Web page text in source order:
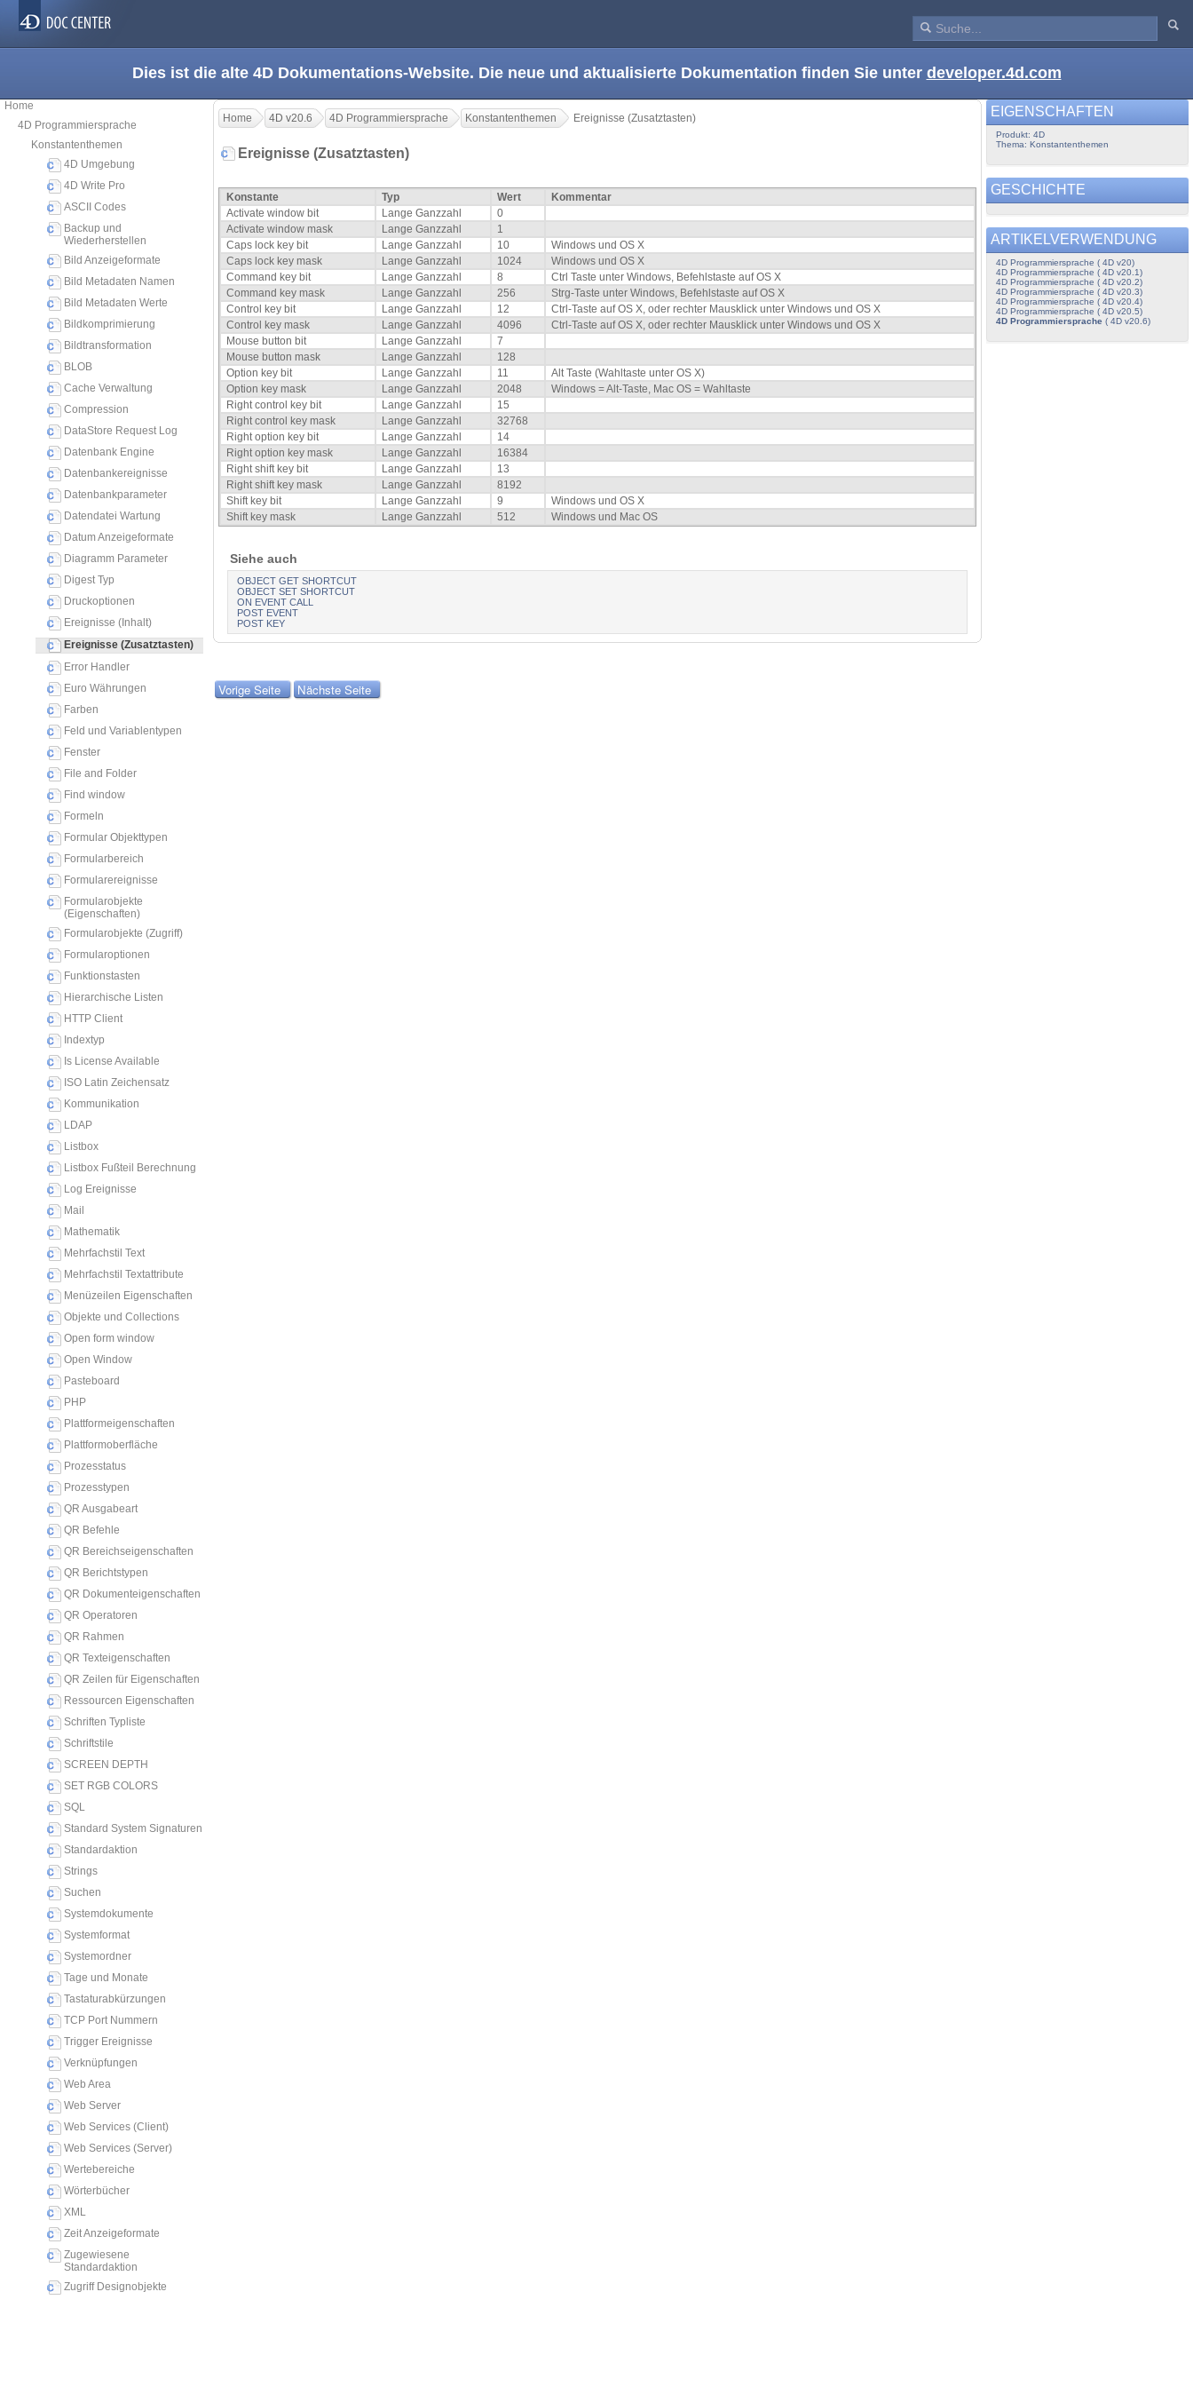
Dies ist die alte 4D Dokumentations-Website. Die neue und aktualisierte Dokumentation finden Sie unter developer.4d.com
Home
4D Programmiersprache
Konstantenthemen
4D Umgebung
4D Write Pro
ASCII Codes
Backup und
Wiederherstellen
Bild Anzeigeformate
Bild Metadaten Namen
Bild Metadaten Werte
Bildkomprimierung
Bildtransformation
BLOB
Cache Verwaltung
Compression
DataStore Request Log
Datenbank Engine
Datenbankereignisse
Datenbankparameter
Datendatei Wartung
Datum Anzeigeformate
Diagramm Parameter
Digest Typ
Druckoptionen
Ereignisse (Inhalt)
Ereignisse (Zusatztasten)
Error Handler
Euro Währungen
Farben
Feld und Variablentypen
Fenster
File and Folder
Find window
Formeln
Formular Objekttypen
Formularbereich
Formularereignisse
Formularobjekte
(Eigenschaften)
Formularobjekte (Zugriff)
Formularoptionen
Funktionstasten
Hierarchische Listen
HTTP Client
Indextyp
Is License Available
ISO Latin Zeichensatz
Kommunikation
LDAP
Listbox
Listbox Fußteil Berechnung
Log Ereignisse
Mail
Mathematik
Mehrfachstil Text
Mehrfachstil Textattribute
Menüzeilen Eigenschaften
Objekte und Collections
Open form window
Open Window
Pasteboard
PHP
Plattformeigenschaften
Plattformoberfläche
Prozesstatus
Prozesstypen
QR Ausgabeart
QR Befehle
QR Bereichseigenschaften
QR Berichtstypen
QR Dokumenteigenschaften
QR Operatoren
QR Rahmen
QR Texteigenschaften
QR Zeilen für Eigenschaften
Ressourcen Eigenschaften
Schriften Typliste
Schriftstile
SCREEN DEPTH
SET RGB COLORS
SQL
Standard System Signaturen
Standardaktion
Strings
Suchen
Systemdokumente
Systemformat
Systemordner
Tage und Monate
Tastaturabkürzungen
TCP Port Nummern
Trigger Ereignisse
Verknüpfungen
Web Area
Web Server
Web Services (Client)
Web Services (Server)
Wertebereiche
Wörterbücher
XML
Zeit Anzeigeformate
Zugewiesene
Standardaktion
Zugriff Designobjekte
Home 4D v20.6 4D Programmiersprache Konstantenthemen Ereignisse (Zusatztasten)
Ereignisse (Zusatztasten)
Konstante Typ Wert
Kommentar
Activate window bit
Lange Ganzzahl
0
Activate window mask
Lange Ganzzahl
1
Caps lock key bit
Lange Ganzzahl 10
Windows und OS X
Caps lock key mask
Lange Ganzzahl 1024
Windows und OS X
Command key bit
Lange Ganzzahl 8
Ctrl Taste unter Windows, Befehlstaste auf OS X
Command key mask
Lange Ganzzahl 256
Strg-Taste unter Windows, Befehlstaste auf OS X
Control key bit
Lange Ganzzahl 12
Ctrl-Taste auf OS X, oder rechter Mausklick unter Windows und OS X
Control key mask
Lange Ganzzahl 4096
Ctrl-Taste auf OS X, oder rechter Mausklick unter Windows und OS X
Mouse button bit
Lange Ganzzahl
7
Mouse button mask
Lange Ganzzahl
128
Option key bit
Lange Ganzzahl 11
Alt Taste (Wahltaste unter OS X)
Option key mask
Lange Ganzzahl 2048
Windows = Alt-Taste, Mac OS = Wahltaste
Right control key bit
Lange Ganzzahl
15
Right control key mask
Lange Ganzzahl
32768
Right option key bit
Lange Ganzzahl
14
Right option key mask
Lange Ganzzahl
16384
Right shift key bit
Lange Ganzzahl
13
Right shift key mask
Lange Ganzzahl
8192
Shift key bit
Lange Ganzzahl 9
Windows und OS X
Shift key mask
Lange Ganzzahl 512 Windows und Mac OS
Siehe auch
OBJECT GET SHORTCUT
OBJECT SET SHORTCUT
ON EVENT CALL
POST EVENT
POST KEY
Vorige Seite Nächste Seite
EIGENSCHAFTEN
Produkt: 4D
Thema: Konstantenthemen
GESCHICHTE
ARTIKELVERWENDUNG
4D Programmiersprache ( 4D v20)
4D Programmiersprache ( 4D v20.1)
4D Programmiersprache ( 4D v20.2)
4D Programmiersprache ( 4D v20.3)
4D Programmiersprache ( 4D v20.4)
4D Programmiersprache ( 4D v20.5)
4D Programmiersprache( 4D v20.6)